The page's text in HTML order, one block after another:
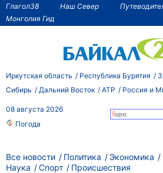
Глагол38 Наш Север
Монголия Гид
Иркутская область Республика Бурятия
Сибирь
Дальний Восток АТР Россия и
08 августа 2026
Погода
Все новости Политика Экономика
Наука
Спорт Происшествия